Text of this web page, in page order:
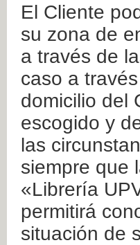
El Cliente
su zona de
a través de
caso a
domicilio del
escogido y
las
siempre que
«Librería
permitirá
situación de